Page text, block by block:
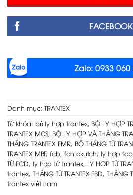
FACEBOOK
Zalo: 0933 060
Danh mục: TRANTEX
Từ khóa: bộ ly hợp trantex, BỘ LY HỢP
TRANTEX MCS, BỘ LY HỢP VÀ THẮNG
THẮNG TRANTEX FMR, BỘ THẮNG TỪ
TRANTEX MBF, fcb, fch ckutch, ly hợp fcb
TỪ FCD, ly hợp từ trantex, LY HỢP TỪ
trantex, THẮNG TỪ TRANTEX FBD, THẮNG
trantex việt nam